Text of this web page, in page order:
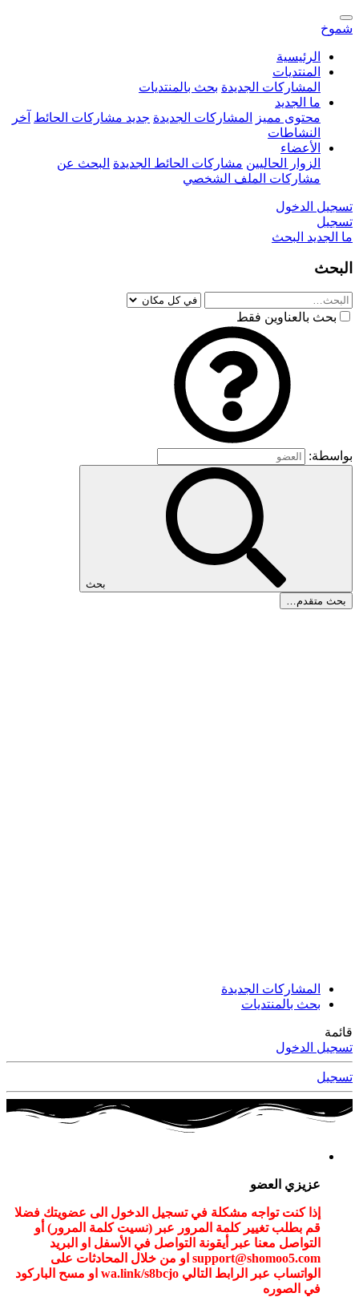
شموخ
الرئيسية
المنتديات
المشاركات الجديدة بحث بالمنتديات
ما الجديد
محتوى مميز
المشاركات الجديدة جديد مشاركات الحائط آخر
النشاطات
الأعضاء
الزوار الحاليين مشاركات الحائط الجديدة البحث عن
مشاركات الملف الشخصي
تسجيل الدخول
تسجيل
ما الجديد البحث
البحث
بحث بالعناوين فقط
بواسطة:
بحث
بحث متقدم…
المشاركات الجديدة
بحث بالمنتديات
قائمة
تسجيل الدخول
تسجيل
عزيزي العضو
إذا كنت تواجه مشكلة في تسجيل الدخول الى عضويتك فضلا
قم بطلب تغيير كلمة المرور عبر (نسيت كلمة المرور) أو
التواصل معنا عبر أيقونة التواصل في الأسفل او البريد
support@shomoo5.com او من خلال المحادثات على
الواتساب عبر الرابط التالي wa.link/s8bcjo او مسح الباركود
في الصوره